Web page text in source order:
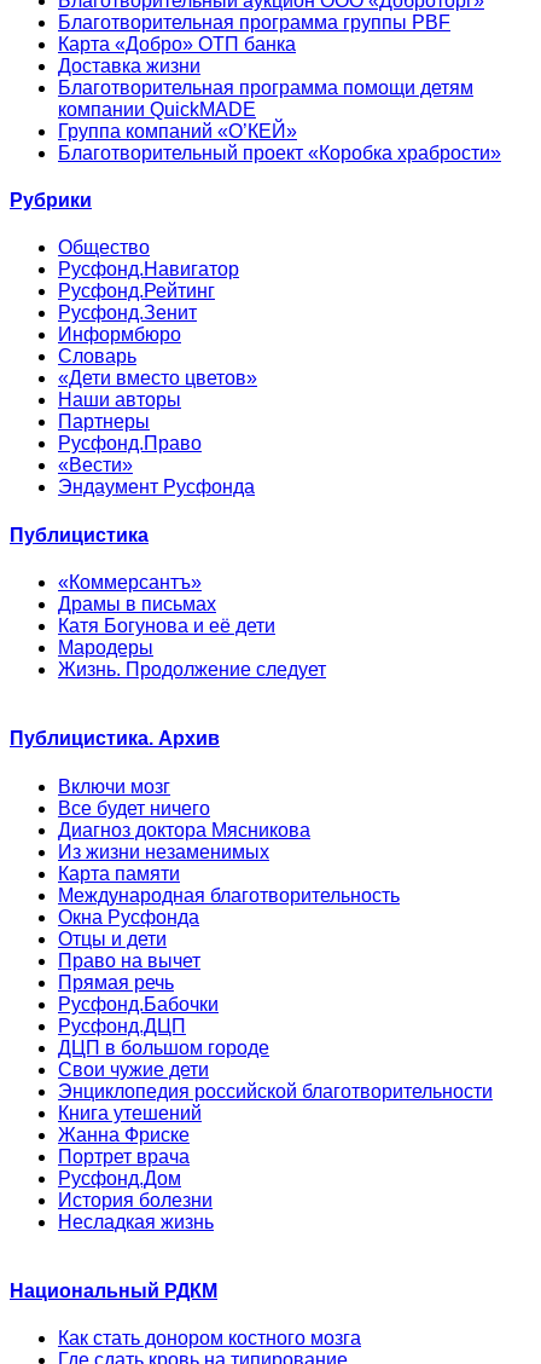
Благотворительная программа группы PBF
Карта «Добро» ОТП банка
Доставка жизни
Благотворительная программа помощи детям
компании QuickMADE
Группа компаний «О’КЕЙ»
Благотворительный проект «Коробка храбрости»
Рубрики
Общество
Русфонд.Навигатор
Русфонд.Рейтинг
Русфонд.Зенит
Информбюро
Словарь
«Дети вместо цветов»
Наши авторы
Партнеры
Русфонд.Право
«Вести»
Эндаумент Русфонда
Публицистика
«Коммерсантъ»
Драмы в письмах
Катя Богунова и её дети
Мародеры
Жизнь. Продолжение следует
Публицистика. Архив
Включи мозг
Все будет ничего
Диагноз доктора Мясникова
Из жизни незаменимых
Карта памяти
Международная благотворительность
Окна Русфонда
Отцы и дети
Право на вычет
Прямая речь
Русфонд.Бабочки
Русфонд.ДЦП
ДЦП в большом городе
Свои чужие дети
Энциклопедия российской благотворительности
Книга утешений
Жанна Фриске
Портрет врача
Русфонд.Дом
История болезни
Несладкая жизнь
Национальный РДКМ
Как стать донором костного мозга
Где сдать кровь на типирование